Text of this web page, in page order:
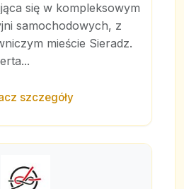
się w kompleksowym
samochodowych, z
mieście Sieradz.
szczegóły